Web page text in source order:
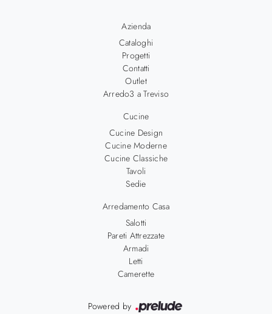
Azienda
Cataloghi
Progetti
Contatti
Outlet
Arredo3 a Treviso
Cucine
Cucine Design
Cucine Moderne
Cucine Classiche
Tavoli
Sedie
Arredamento Casa
Salotti
Pareti Attrezzate
Armadi
Letti
Camerette
Powered by